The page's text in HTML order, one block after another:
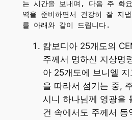
는 시간을 보내며, 다음 주 화
역을 준비하면서 건강히 잘 지
를 아래와 같이 드립니다.
캄보디아 25개도의
주께서 명하신 지상명
아 25개도에 브니엘
을 따라서 섬기는 중,
시니 하나님께 영광을
건 속에서도 주께서 동